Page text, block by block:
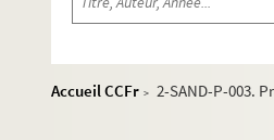
Accueil CCFr > 2-SAND-P-003.